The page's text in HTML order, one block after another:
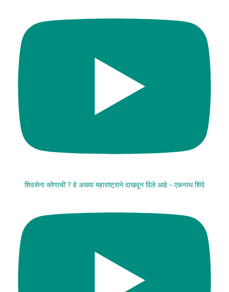
शिवसेना कोणाची ? हे अख्या महाराष्ट्राने दाखवून दिले आहे - एकनाथ शिंदे